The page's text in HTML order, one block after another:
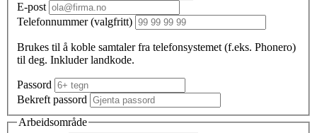
E-post
Telefonnummer(valgfritt)
Brukes til å koble samtaler fra telefonsystemet (f.eks. Phonero)
til deg. Inkluder landkode.
Passord
Bekreft passord
Arbeidsområde